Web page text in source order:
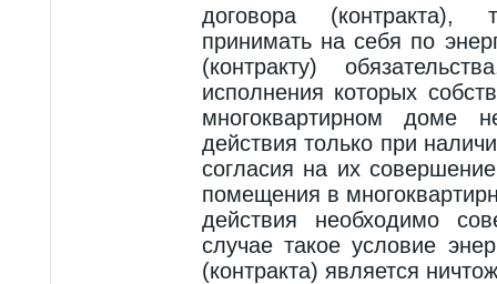
договора
принимать на себя по
(контракту)
исполнения которых
многоквартирном доме
действия только при
согласия на их
помещения в
действия необходимо
случае такое условие
(контракта) является